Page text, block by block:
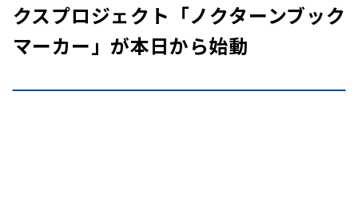
クスプロジェクト「ノクターンブック
マーカー」が本日から始動